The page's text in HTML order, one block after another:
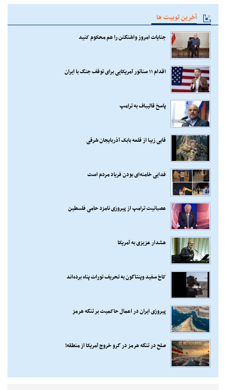
آخرین توییت ها
جنایات امروز واشنگتن را هم محکوم کنید
اقدام ۱۱ سناتور آمریکایی برای توقف جنگ با ایران
پاسخ قالیباف به ترامپ
قابی زیبا از قلعه بابک آذربایجان شرقی
فدایی خامنه‌ای بودن فریاد مردم است
عصبانیت ترامپ از پیروزی نامزد حامی فلسطین
هشدار عزیزی به آمریکا
کاخ سفید وپنتاگون به تحریف تورات پناه برده‌اند
پیروزی ایران در اعمال حاکمیت بر تنگه هرمز
صلح در تنگه هرمز در گرو خروج آمریکا از منطقه!